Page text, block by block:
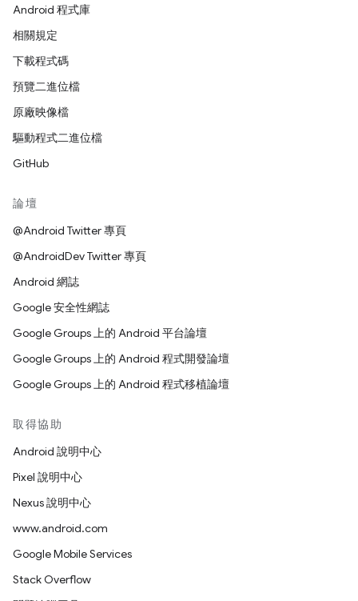
Android 程式庫
相關規定
下載程式碼
預覽二進位檔
原廠映像檔
驅動程式二進位檔
GitHub
論壇
@Android Twitter 專頁
@AndroidDev Twitter 專頁
Android 網誌
Google 安全性網誌
Google Groups 上的 Android 平台論壇
Google Groups 上的 Android 程式開發論壇
Google Groups 上的 Android 程式移植論壇
取得協助
Android 說明中心
Pixel 說明中心
Nexus 說明中心
www.android.com
Google Mobile Services
Stack Overflow